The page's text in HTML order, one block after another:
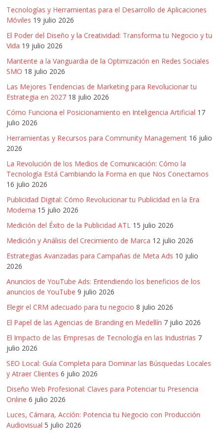
Mercadeo
Medios
de
la
Agencia
Blue
Design
Colombia
y
sus
filiales
América
Latina
Una
mirada
estratégica
y
versátil
del
en
|
Bitácora
social
de
Mercadeo
Interactivo,
Medios,
Publicidad,
Marketing,
Campañas
Publicitarias,
Tecnologías y Herramientas para el Desarrollo de Aplicaciones
Móviles 19 julio 2026
El Poder del Diseño y la Creatividad: Transforma tu Negocio y tu
Vida 19 julio 2026
Mantente a la Vanguardia de la Optimización en Redes Sociales
SMO 18 julio 2026
Las Mejores Tendencias de Marketing para Revolucionar tu
Estrategia en 2027 18 julio 2026
Cómo Funciona el Posicionamiento en Inteligencia Artificial 17
julio 2026
Herramientas y Recursos para Community Management 16 julio
2026
La Revolución de los Medios de Comunicación: Cómo la
Tecnología Está Cambiando la Forma en que Nos Conectamos
16 julio 2026
Publicidad Digital: Cómo Revolucionar tu Publicidad en la Era
Moderna 15 julio 2026
Medición del Éxito de la Publicidad ATL 15 julio 2026
Medición y Análisis del Crecimiento de Marca 12 julio 2026
Estrategias Avanzadas para Campañas de Meta Ads 10 julio
2026
Anuncios de YouTube Ads: Entendiendo los beneficios de los
anuncios de YouTube 9 julio 2026
Elegir el CRM adecuado para tu negocio 8 julio 2026
El Papel de las Agencias de Branding en Medellín 7 julio 2026
El Impacto de las Empresas de Tecnología en las Industrias 7
julio 2026
SEO Local: Guía Completa para Dominar las Búsquedas Locales
y Atraer Clientes 6 julio 2026
Diseño Web Profesional: Claves para Potenciar tu Presencia
Online 6 julio 2026
Luces, Cámara, Acción: Potencia tu Negocio con Producción
Audiovisual 5 julio 2026